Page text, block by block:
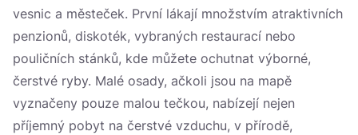
vesnic a městeček. První lákají množstvím atraktivních
penzionů, diskoték, vybraných restaurací nebo
pouličních stánků, kde můžete ochutnat výborné,
čerstvé ryby. Malé osady, ačkoli jsou na mapě
vyznačeny pouze malou tečkou, nabízejí nejen
příjemný pobyt na čerstvé vzduchu, v přírodě,